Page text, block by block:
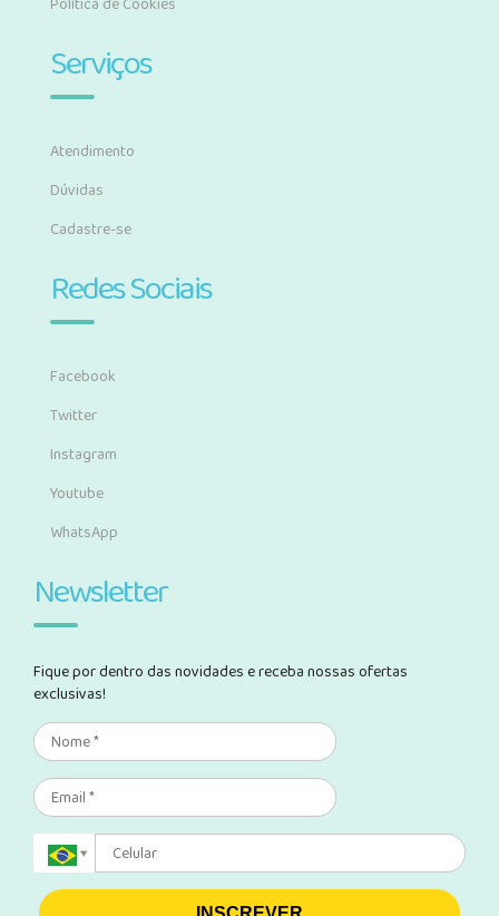
Serviços
Atendimento
Dúvidas
Cadastre-se
Redes Sociais
Facebook
Twitter
Instagram
Youtube
WhatsApp
Newsletter
Fique por dentro das novidades e receba nossas ofertas
exclusivas!